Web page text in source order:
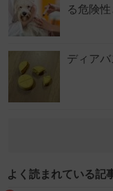
る危険
ディア
よく読まれている記